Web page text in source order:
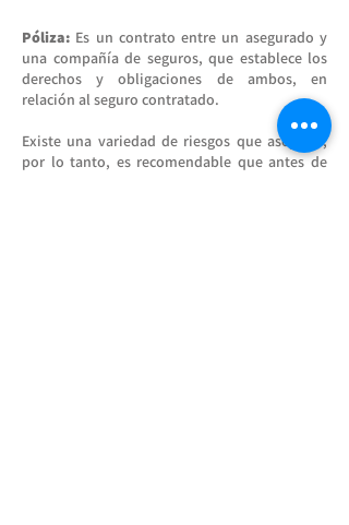
Póliza: Es un contrato entre un asegurado y
una compañía de seguros, que establece los
derechos y obligaciones de ambos, en
relación al seguro contratado.
Existe una variedad de riesgos que asegurar,
por lo tanto, es recomendable que antes de